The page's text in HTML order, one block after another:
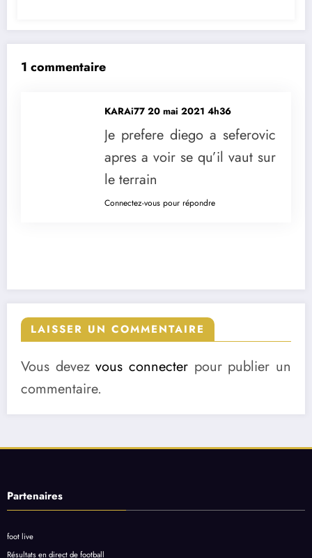
1 commentaire
KARAi77 20 mai 2021 4h36
Je prefere diego a seferovic
apres a voir se qu’il vaut sur
le terrain
Connectez-vous pour répondre
LAISSER UN COMMENTAIRE
Vous devezvous connecter pour publier un
commentaire.
Partenaires
foot live
Résultats en direct de football